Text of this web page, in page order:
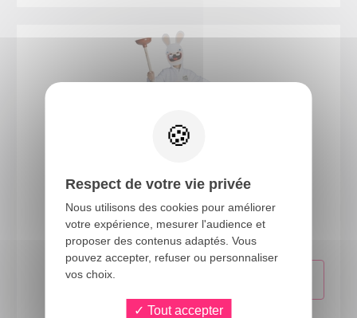
44438
Lapins Crétins™ - Costume - enfant - 5/6 ans
Respect de votre vie privée
Nous utilisons des cookies pour améliorer
votre expérience, mesurer l'audience et
proposer des contenus adaptés. Vous
pouvez accepter, refuser ou personnaliser
vos choix.
Tout accepter